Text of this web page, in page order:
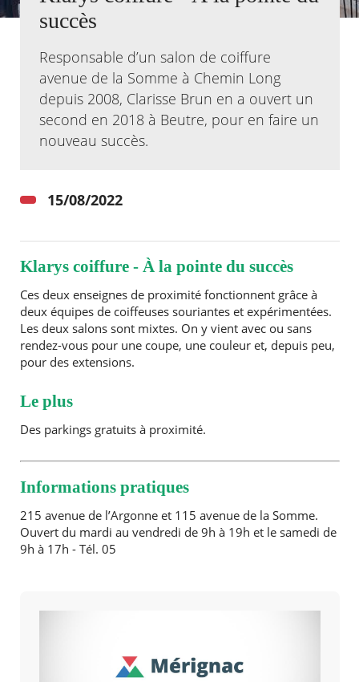
Actualités
Kiosque
Espace de services en ligne
Facebook
X Instagram
YoutubeLinkedin
RECHERCHER ...
succès
Responsable d’un salon de coiffure
avenue de la Somme à Chemin Long
depuis 2008, Clarisse Brun en a ouvert un
second en 2018 à Beutre, pour en faire un
nouveau succès.
15/08/2022
Klarys coiffure - À la pointe du succès
Ces deux enseignes de proximité fonctionnent grâce à
deux équipes de coiffeuses souriantes et expérimentées.
Les deux salons sont mixtes. On y vient avec ou sans
rendez-vous pour une coupe, une couleur et, depuis peu,
pour des extensions.
Le plus
Des parkings gratuits à proximité.
Informations pratiques
215 avenue de l’Argonne et 115 avenue de la Somme.
Ouvert du mardi au vendredi de 9h à 19h et le samedi de
9h à 17h - Tél. 05